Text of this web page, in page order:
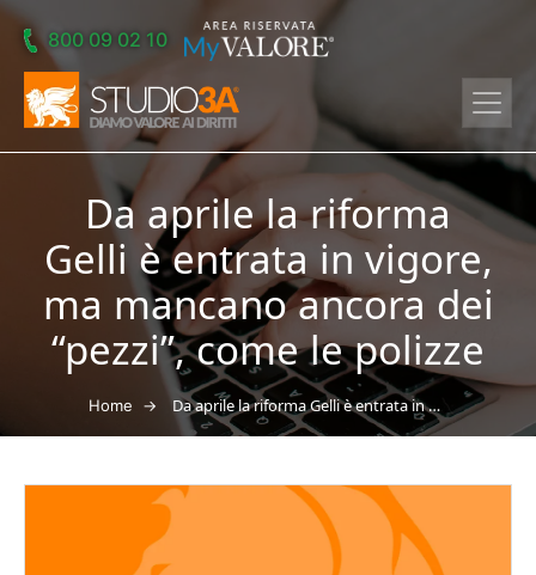
Skip to main content
800 09 02 10
Da aprile la riforma
Gelli è entrata in vigore,
ma mancano ancora dei
“pezzi”, come le polizze
Home → Da aprile la riforma Gelli è entrata in vigore, ma mancano ancora dei “pezzi”, come le polizze